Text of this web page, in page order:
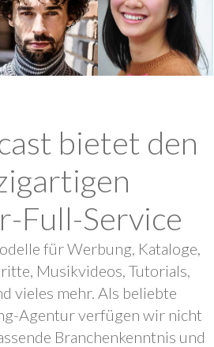
bietet den
Full-Service
für Werbung, Kataloge,
Musikvideos, Tutorials,
vieles mehr. Als beliebte
Agentur verfügen wir nicht
Branchenkenntnis und